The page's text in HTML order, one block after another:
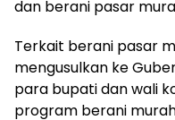
dan berani pasar
Terkait berani pasar
mengusulkan ke
para bupati dan wali
program berani